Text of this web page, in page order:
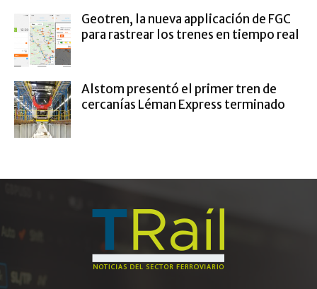
Geotren, la nueva applicación de FGC
para rastrear los trenes en tiempo real
Alstom presentó el primer tren de
cercanías Léman Express terminado